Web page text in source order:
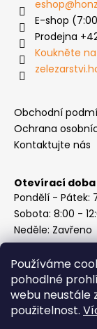
Používáme
pohodlné
webu neustále
použitelnost.
eshop@
E-shop
Prodejna
Koukněte
Obchodní
Ochrana
Kontaktujte nás
Otevírací doba
Pondělí - Pátek:
Sobota: 8:00 -
Neděle: Zavřeno
Instagram